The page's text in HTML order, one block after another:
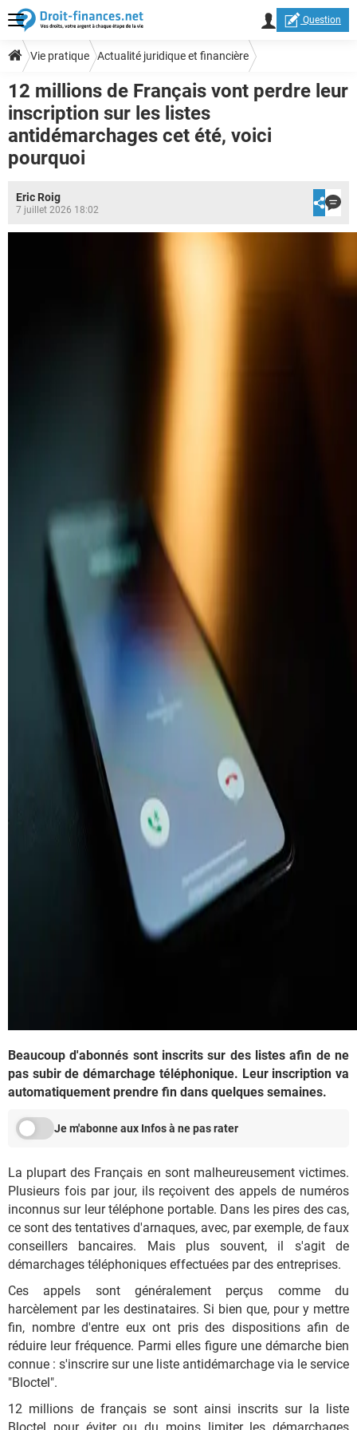
Question
Vie pratique Actualité juridique et financière
12 millions de Français vont perdre leur
inscription sur les listes
antidémarchages cet été, voici
pourquoi
Eric Roig
7 juillet 2026 18:02
Beaucoup d'abonnés sont inscrits sur des listes afin de ne
pas subir de démarchage téléphonique. Leur inscription va
automatiquement prendre fin dans quelques semaines.
Je m'abonne aux Infos à ne pas rater
La plupart des Français en sont malheureusement victimes.
Plusieurs fois par jour, ils reçoivent des appels de numéros
inconnus sur leur téléphone portable. Dans les pires des cas,
ce sont des tentatives d'arnaques, avec, par exemple, de faux
conseillers bancaires. Mais plus souvent, il s'agit de
démarchages téléphoniques effectuées par des entreprises.
Ces appels sont généralement perçus comme du
harcèlement par les destinataires. Si bien que, pour y mettre
fin, nombre d'entre eux ont pris des dispositions afin de
réduire leur fréquence. Parmi elles figure une démarche bien
connue : s'inscrire sur une liste antidémarchage via le service
"Bloctel".
12 millions de français se sont ainsi inscrits sur la liste